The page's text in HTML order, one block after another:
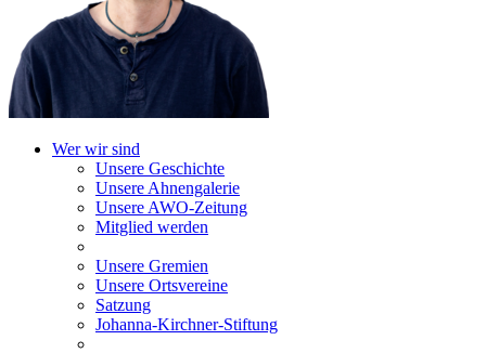
Wer wir sind
Unsere Geschichte
Unsere Ahnengalerie
Unsere AWO-Zeitung
Mitglied werden
Unsere Gremien
Unsere Ortsvereine
Satzung
Johanna-Kirchner-Stiftung